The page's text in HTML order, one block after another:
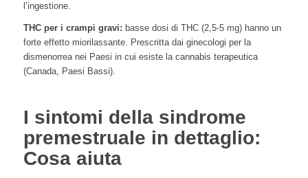
l’ingestione.
THC per i crampi gravi: basse dosi di THC (2,5-5 mg) hanno un
forte effetto miorilassante. Prescritta dai ginecologi per la
dismenorrea nei Paesi in cui esiste la cannabis terapeutica
(Canada, Paesi Bassi).
I sintomi della sindrome
premestruale in dettaglio:
Cosa aiuta